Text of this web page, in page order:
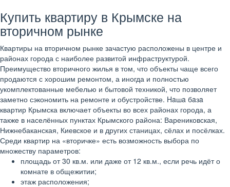
Купить квартиру в Крымске на
вторичном рынке
Квартиры на вторичном рынке зачастую расположены в центре и
районах города с наиболее развитой инфраструктурой.
Преимущество вторичного жилья в том, что объекты чаще всего
продаются с хорошим ремонтом, а иногда и полностью
укомплектованные мебелью и бытовой техникой, что позволяет
заметно сэкономить на ремонте и обустройстве. Haшa бaзa
квартир Крымска включает объекты во всех районах города, а
также в населённых пунктах Крымского района: Варениковская,
Нижнебаканская, Киевское и в других станицах, сёлах и посёлках.
Среди квартир на «вторичке» есть возможность выбора по
множеству параметров:
площадь от 30 кв.м. или даже от 12 кв.м., если речь идёт о
комнате в общежитии;
этаж расположения;